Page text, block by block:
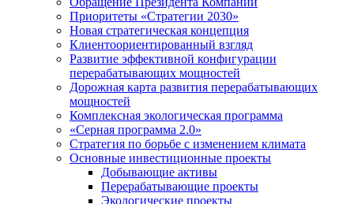
Приоритеты «Стратегии 2030»
Новая стратегическая концепция
Клиентоориентированный взгляд
Развитие эффективной конфигурации
перерабатывающих мощностей
Дорожная карта развития перерабатывающих
мощностей
Комплексная экологическая программа
«Серная программа 2.0»
Стратегия по борьбе с изменением климата
Основные инвестиционные проекты
Добывающие активы
Перерабатывающие проекты
Экологические проекты